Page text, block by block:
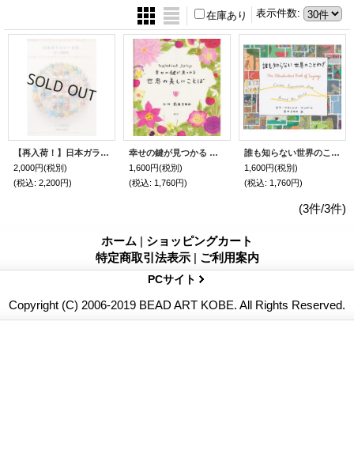
表示件数:
在庫あり
【再入荷！】日本ガラスビー玉史 〜ビー玉研究〜 shiroaiko 著
2,000円(税別)
(税込: 2,200円)
幸せの鍵が見つかる 世界の美しいことば
1,600円(税別)
(税込: 1,760円)
誰も知らない世界のことわざ
1,600円(税別)
(税込: 1,760円)
(3件/3件)
ホーム | ショッピングカート
特定商取引法表示 | ご利用案内
PCサイト
Copyright (C) 2006-2019 BEAD ART KOBE. All Rights Reserved.